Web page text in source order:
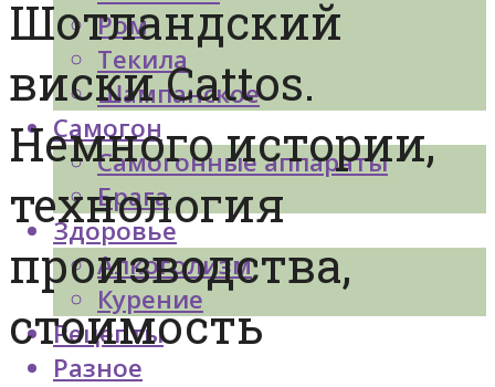
Ром
Текила
Шампанское
Самогон
Самогонные аппараты
Брага
Здоровье
Алкоголизм
Курение
Рецепты
Разное
Шотландский
виски Cattos.
Немного истории,
технология
производства,
стоимость